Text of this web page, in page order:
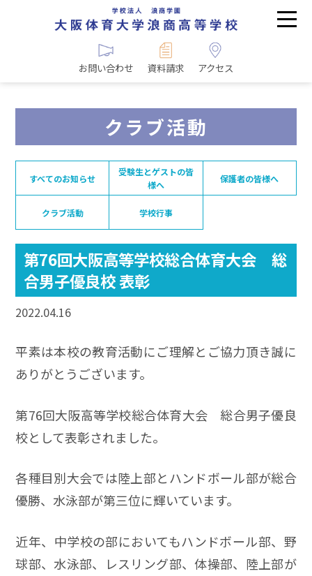
お問い合わせ 資料請求 アクセス
クラブ活動
すべてのお知らせ
受験生とゲストの皆
様へ
保護者の皆様へ
クラブ活動 学校行事
第76回大阪高等学校総合体育大会 総
合男子優良校 表彰
2022.04.16
平素は本校の教育活動にご理解とご協力頂き誠に
ありがとうございます。
第76回大阪高等学校総合体育大会 総合男子優良
校として表彰されました。
各種目別大会では陸上部とハンドボール部が総合
優勝、水泳部が第三位に輝いています。
近年、中学校の部においてもハンドボール部、野
球部、水泳部、レスリング部、体操部、陸上部が